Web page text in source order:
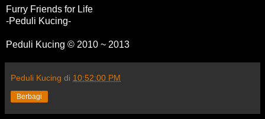
Furry Friends for Life
-Peduli Kucing-
Peduli Kucing © 2010 ~ 2013
Peduli Kucing di 10:52:00 PM
Berbagi